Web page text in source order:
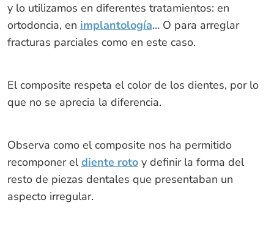
y lo utilizamos en diferentes tratamientos: en
ortodoncia, en implantología… O para arreglar
fracturas parciales como en este caso.
El composite respeta el color de los dientes, por lo
que no se aprecia la diferencia.
Observa como el composite nos ha permitido
recomponer eldiente rotoy definir la forma del
resto de piezas dentales que presentaban un
aspecto irregular.